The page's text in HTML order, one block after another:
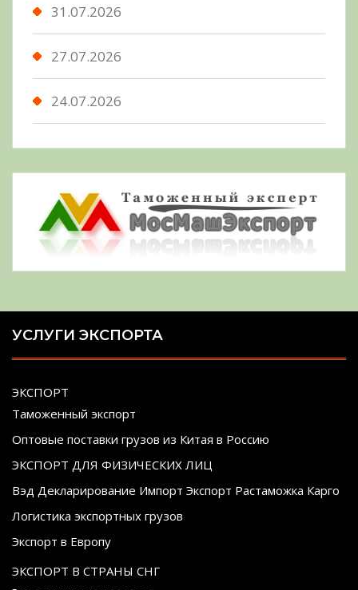
31.07.2026
27.07.2026
24.07.2026
УСЛУГИ ЭКСПОРТА
ЭКСПОРТ
Таможенный экспорт
Оптовые поставки грузов из Китая в Россию
ЭКСПОРТ ДЛЯ ФИЗИЧЕСКИХ ЛИЦ
Вэд Декларирование Импорт Экспорт Растаможка Карго
Логистика экспортных грузов
Экспорт в Европу
ЭКСПОРТ В СТРАНЫ СНГ